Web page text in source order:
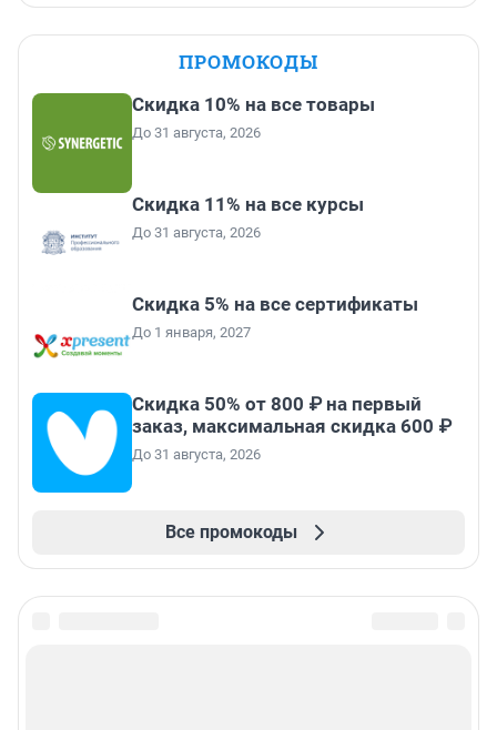
ПРОМОКОДЫ
Скидка 10% на все товары
До 31 августа, 2026
Скидка 11% на все курсы
До 31 августа, 2026
Скидка 5% на все сертификаты
До 1 января, 2027
Скидка 50% от 800 ₽ на первый
заказ, максимальная скидка 600 ₽
До 31 августа, 2026
Все промокоды